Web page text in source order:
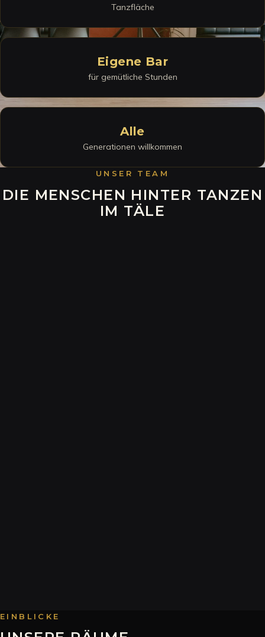
Tanzfläche
Eigene Bar
für gemütliche Stunden
Alle
Generationen willkommen
UNSER TEAM
DIE MENSCHEN HINTER TANZEN
IM TÄLE
EINBLICKE